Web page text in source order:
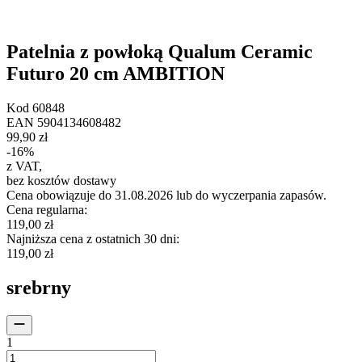
Patelnia z powłoką Qualum Ceramic
Futuro 20 cm AMBITION
Kod 60848
EAN 5904134608482
99,90 zł
-16%
z VAT,
bez kosztów dostawy
Cena obowiązuje do 31.08.2026 lub do wyczerpania zapasów.
Cena regularna:
119,00 zł
Najniższa cena z ostatnich 30 dni:
119,00 zł
srebrny
1